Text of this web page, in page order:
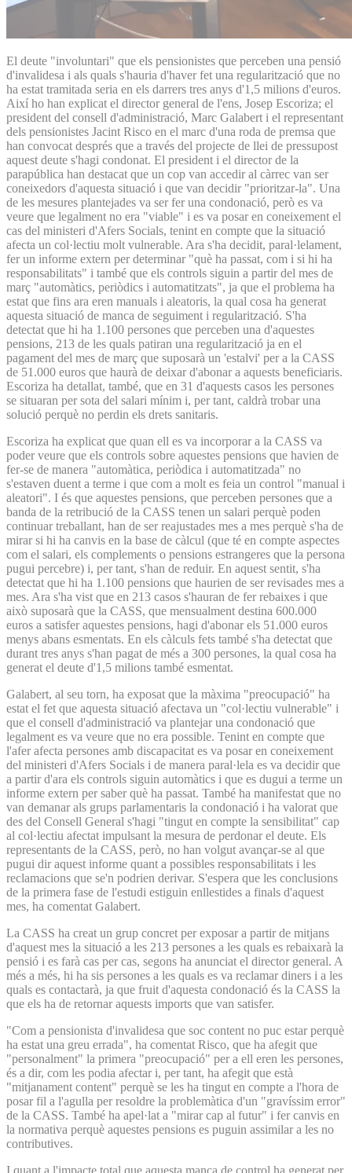
El deute "involuntari" que els pensionistes que perceben una pensió
d'invalidesa i als quals s'hauria d'haver fet una regularització que no
ha estat tramitada seria en els darrers tres anys d'1,5 milions d'euros.
Així ho han explicat el director general de l'ens, Josep Escoriza; el
president del consell d'administració, Marc Galabert i el representant
dels pensionistes Jacint Risco en el marc d'una roda de premsa que
han convocat després que a través del projecte de llei de pressupost
aquest deute s'hagi condonat. El president i el director de la
parapública han destacat que un cop van accedir al càrrec van ser
coneixedors d'aquesta situació i que van decidir "prioritzar-la". Una
de les mesures plantejades va ser fer una condonació, però es va
veure que legalment no era "viable" i es va posar en coneixement el
cas del ministeri d'Afers Socials, tenint en compte que la situació
afecta un col·lectiu molt vulnerable. Ara s'ha decidit, paral·lelament,
fer un informe extern per determinar "què ha passat, com i si hi ha
responsabilitats" i també que els controls siguin a partir del mes de
març "automàtics, periòdics i automatitzats", ja que el problema ha
estat que fins ara eren manuals i aleatoris, la qual cosa ha generat
aquesta situació de manca de seguiment i regularització. S'ha
detectat que hi ha 1.100 persones que perceben una d'aquestes
pensions, 213 de les quals patiran una regularització ja en el
pagament del mes de març que suposarà un 'estalvi' per a la CASS
de 51.000 euros que haurà de deixar d'abonar a aquests beneficiaris.
Escoriza ha detallat, també, que en 31 d'aquests casos les persones
se situaran per sota del salari mínim i, per tant, caldrà trobar una
solució perquè no perdin els drets sanitaris.
Escoriza ha explicat que quan ell es va incorporar a la CASS va
poder veure que els controls sobre aquestes pensions que havien de
fer-se de manera "automàtica, periòdica i automatitzada" no
s'estaven duent a terme i que com a molt es feia un control "manual i
aleatori". I és que aquestes pensions, que perceben persones que a
banda de la retribució de la CASS tenen un salari perquè poden
continuar treballant, han de ser reajustades mes a mes perquè s'ha de
mirar si hi ha canvis en la base de càlcul (que té en compte aspectes
com el salari, els complements o pensions estrangeres que la persona
pugui percebre) i, per tant, s'han de reduir. En aquest sentit, s'ha
detectat que hi ha 1.100 pensions que haurien de ser revisades mes a
mes. Ara s'ha vist que en 213 casos s'hauran de fer rebaixes i que
això suposarà que la CASS, que mensualment destina 600.000
euros a satisfer aquestes pensions, hagi d'abonar els 51.000 euros
menys abans esmentats. En els càlculs fets també s'ha detectat que
durant tres anys s'han pagat de més a 300 persones, la qual cosa ha
generat el deute d'1,5 milions també esmentat.
Galabert, al seu torn, ha exposat que la màxima "preocupació" ha
estat el fet que aquesta situació afectava un "col·lectiu vulnerable" i
que el consell d'administració va plantejar una condonació que
legalment es va veure que no era possible. Tenint en compte que
l'afer afecta persones amb discapacitat es va posar en coneixement
del ministeri d'Afers Socials i de manera paral·lela es va decidir que
a partir d'ara els controls siguin automàtics i que es dugui a terme un
informe extern per saber què ha passat. També ha manifestat que no
van demanar als grups parlamentaris la condonació i ha valorat que
des del Consell General s'hagi "tingut en compte la sensibilitat" cap
al col·lectiu afectat impulsant la mesura de perdonar el deute. Els
representants de la CASS, però, no han volgut avançar-se al que
pugui dir aquest informe quant a possibles responsabilitats i les
reclamacions que se'n podrien derivar. S'espera que les conclusions
de la primera fase de l'estudi estiguin enllestides a finals d'aquest
mes, ha comentat Galabert.
La CASS ha creat un grup concret per exposar a partir de mitjans
d'aquest mes la situació a les 213 persones a les quals es rebaixarà la
pensió i es farà cas per cas, segons ha anunciat el director general. A
més a més, hi ha sis persones a les quals es va reclamar diners i a les
quals es contactarà, ja que fruit d'aquesta condonació és la CASS la
que els ha de retornar aquests imports que van satisfer.
"Com a pensionista d'invalidesa que soc content no puc estar perquè
ha estat una greu errada", ha comentat Risco, que ha afegit que
"personalment" la primera "preocupació" per a ell eren les persones,
és a dir, com les podia afectar i, per tant, ha afegit que està
"mitjanament content" perquè se les ha tingut en compte a l'hora de
posar fil a l'agulla per resoldre la problemàtica d'un "gravíssim error"
de la CASS. També ha apel·lat a "mirar cap al futur" i fer canvis en
la normativa perquè aquestes pensions es puguin assimilar a les no
contributives.
I quant a l'impacte total que aquesta manca de control ha generat per